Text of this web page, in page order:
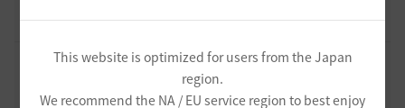
This website is optimized for users from the Japan
region.
We recommend the NA / EU service region to best enjoy
0 53.1K 黒い砂漠 2023.02.28
黒い砂漠が初めての冒険者の皆様のために準備したA to Z！
2 43.2K 黒い砂漠 2022.12.21